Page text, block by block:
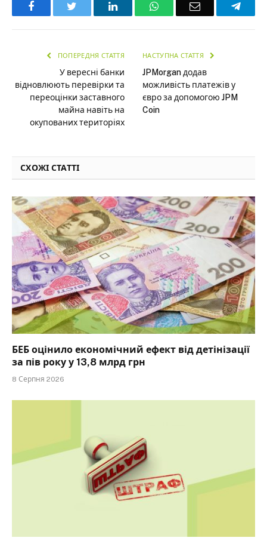
Facebook LinkedInWhatsAppEmail
ПОПЕРЕДНЯ СТАТТЯ
У вересні банки
відновлюють перевірки та
переоцінки заставного
майна навіть на
окупованих територіях
НАСТУПНА СТАТТЯ
JPMorgan додав
можливість платежів у
євро за допомогою JPM
Coin
СХОЖІ СТАТТІ
БЕБ оцінило економічний ефект від детінізації
за пів року у 13,8 млрд грн
8 Серпня 2026